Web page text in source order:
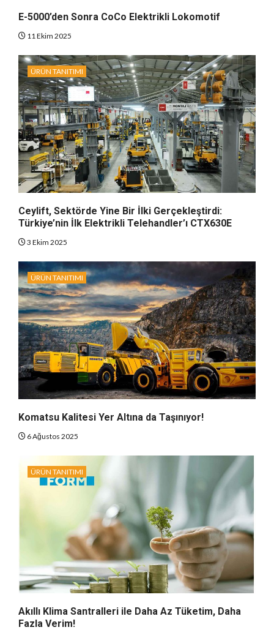
E-5000’den Sonra CoCo Elektrikli Lokomotif
11 Ekim 2025
ÜRÜN TANITIMI
Ceylift, Sektörde Yine Bir İlki Gerçekleştirdi:
Türkiye’nin İlk Elektrikli Telehandler’ı CTX630E
3 Ekim 2025
ÜRÜN TANITIMI
Komatsu Kalitesi Yer Altına da Taşınıyor!
6 Ağustos 2025
ÜRÜN TANITIMI
Akıllı Klima Santralleri ile Daha Az Tüketim, Daha
Fazla Verim!